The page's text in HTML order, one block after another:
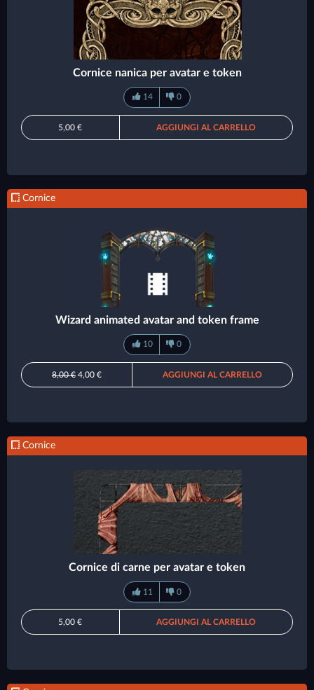
Cornice nanica per avatar e token
14 0
5,00 € AGGIUNGI AL CARRELLO
Cornice
Wizard animated avatar and token frame
10 0
8,00 € 4,00 € AGGIUNGI AL CARRELLO
Cornice
Cornice di carne per avatar e token
11 0
5,00 € AGGIUNGI AL CARRELLO